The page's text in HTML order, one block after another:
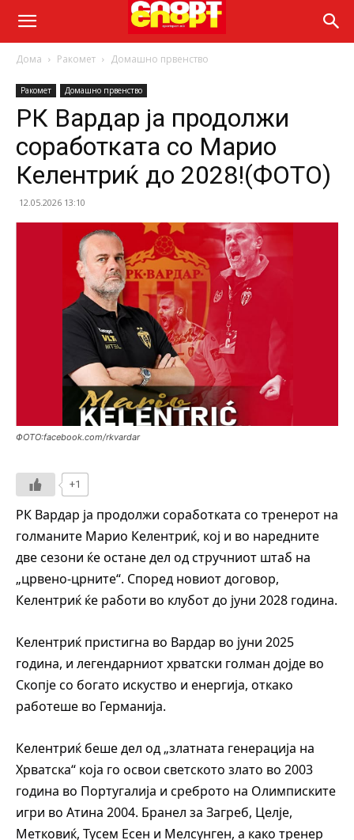
Дома Ракомет Домашно првенство
Ракомет Домашно првенство
РК Вардар ја продолжи
соработката со Марио
Келентриќ до 2028!(ФОТО)
12.05.2026 13:10
ФОТО:facebook.com/rkvardar
+1
РК Вардар ја продолжи соработката со тренерот на
голманите Марио Келентриќ, кој и во наредните
две сезони ќе остане дел од стручниот штаб на
„црвено-црните“. Според новиот договор,
Келентриќ ќе работи во клубот до јуни 2028 година.
Келентриќ пристигна во Вардар во јуни 2025
година, и легендарниот хрватски голман дојде во
Скопје со богато искуство и енергија, откако
работеше во Германија.
Келентриќ беше дел од „златната генерација на
Хрватска“ која го освои светското злато во 2003
година во Португалија и среброто на Олимписките
игри во Атина 2004. Бранел за Загреб, Целје,
Метковиќ, Тусем Есен и Мелсунген, а како тренер